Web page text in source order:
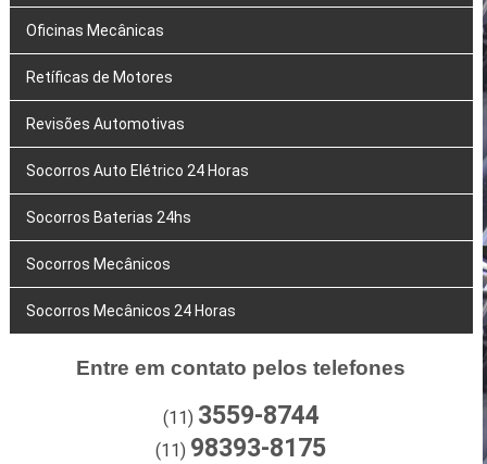
Oficinas Mecânicas
Retíficas de Motores
Revisões Automotivas
Socorros Auto Elétrico 24 Horas
Socorros Baterias 24hs
Socorros Mecânicos
Socorros Mecânicos 24 Horas
Entre em contato pelos telefones
(11) 3559-8744
(11) 98393-8175